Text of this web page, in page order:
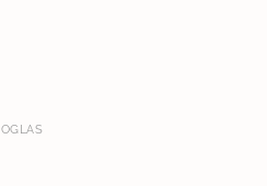
OGLAS